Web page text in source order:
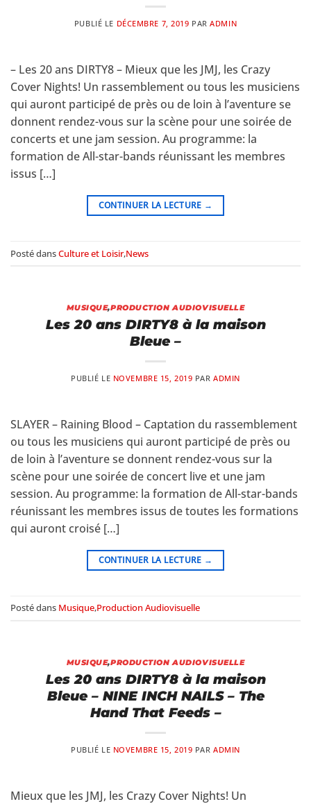
PUBLIÉ LE DÉCEMBRE 7, 2019 PARADMIN
– Les 20 ans DIRTY8 – Mieux que les JMJ, les Crazy
Cover Nights! Un rassemblement ou tous les musiciens
qui auront participé de près ou de loin à l’aventure se
donnent rendez-vous sur la scène pour une soirée de
concerts et une jam session. Au programme: la
formation de All-star-bands réunissant les membres
issus […]
CONTINUER LA LECTURE →
Posté dansCulture et Loisir,News
MUSIQUE,PRODUCTION AUDIOVISUELLE
Les 20 ans DIRTY8 à la maison
Bleue –
PUBLIÉ LE NOVEMBRE 15, 2019 PARADMIN
SLAYER – Raining Blood – Captation du rassemblement
ou tous les musiciens qui auront participé de près ou
de loin à l’aventure se donnent rendez-vous sur la
scène pour une soirée de concert live et une jam
session. Au programme: la formation de All-star-bands
réunissant les membres issus de toutes les formations
qui auront croisé […]
CONTINUER LA LECTURE →
Posté dans Musique,Production Audiovisuelle
MUSIQUE,PRODUCTION AUDIOVISUELLE
Les 20 ans DIRTY8 à la maison
Bleue – NINE INCH NAILS – The
Hand That Feeds –
PUBLIÉ LE NOVEMBRE 15, 2019 PARADMIN
Mieux que les JMJ, les Crazy Cover Nights! Un